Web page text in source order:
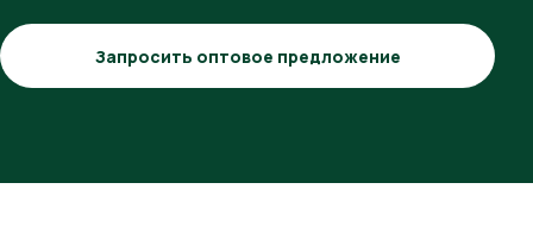
Запросить оптовое предложение